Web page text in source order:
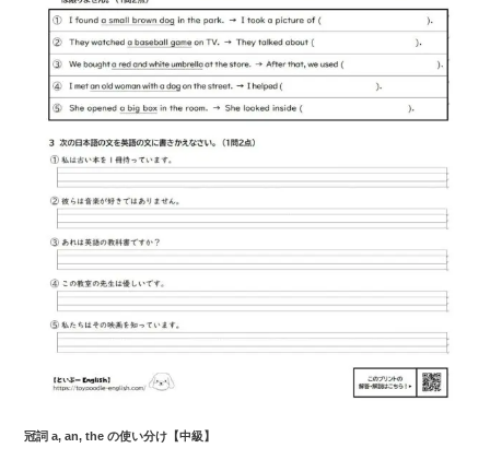
冠詞 a, an, the の使い分け【中級】